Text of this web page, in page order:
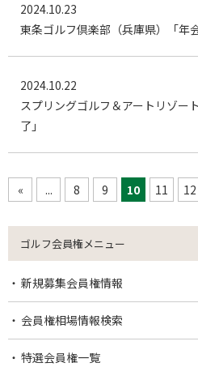
2024.10.23
東条ゴルフ倶楽部（兵庫県）「年
2024.10.22
スプリングゴルフ＆アートリゾー
了」
« ... 8 9 10 11 12
ゴルフ会員権メニュー
新規募集会員権情報
会員権相場情報検索
特選会員権一覧